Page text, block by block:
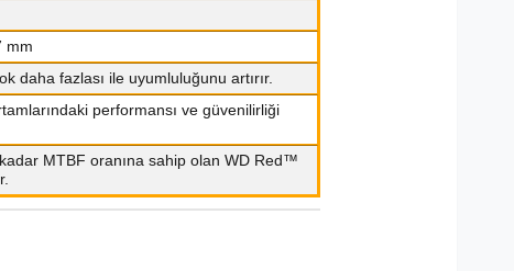
mm
daha fazlası ile uyumluluğunu artırır.
performansı ve güvenilirliği
MTBF oranına sahip olan WD Red™